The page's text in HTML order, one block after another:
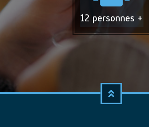
12 personnes +